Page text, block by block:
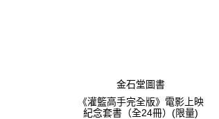
金石堂圖書
《灌籃高手完全版》電影上映
紀念套書（全24冊）(限量)